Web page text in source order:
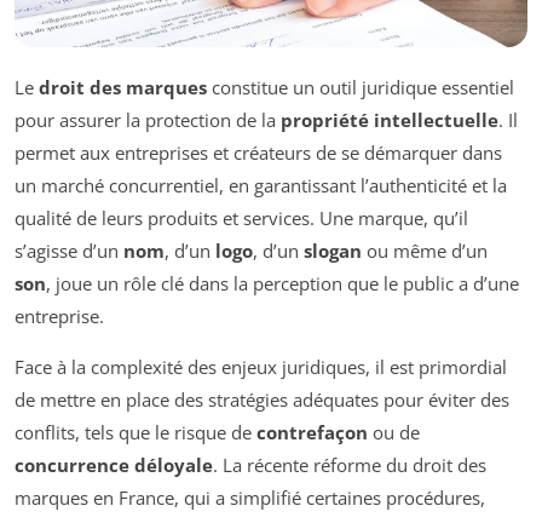
Le droit des marques constitue un outil juridique essentiel
pour assurer la protection de la propriété intellectuelle. Il
permet aux entreprises et créateurs de se démarquer dans
un marché concurrentiel, en garantissant l’authenticité et la
qualité de leurs produits et services. Une marque, qu’il
s’agisse d’un nom, d’un logo, d’un slogan ou même d’un
son, joue un rôle clé dans la perception que le public a d’une
entreprise.
Face à la complexité des enjeux juridiques, il est primordial
de mettre en place des stratégies adéquates pour éviter des
conflits, tels que le risque de contrefaçon ou de
concurrence déloyale. La récente réforme du droit des
marques en France, qui a simplifié certaines procédures,